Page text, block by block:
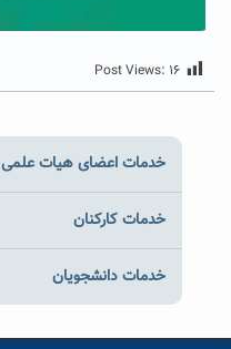
Post Views: ۱۶
خدمات اعضای هیات علمی
خدمات کارکنان
خدمات دانشجویان